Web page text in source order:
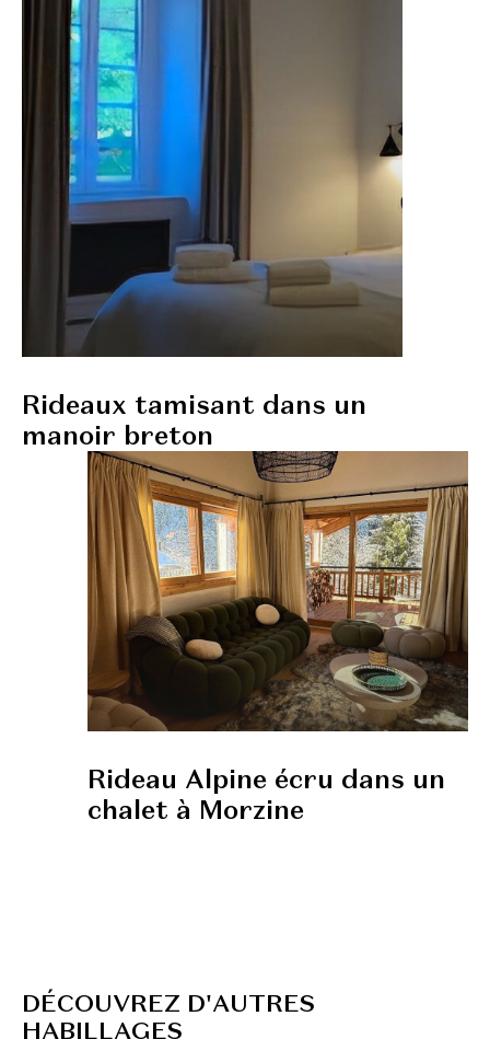
Rideaux tamisant dans un
manoir breton
Rideau Alpine écru dans un
chalet à Morzine
DÉCOUVREZ D'AUTRES
HABILLAGES